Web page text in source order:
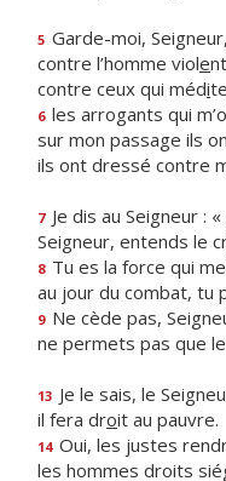
5 Garde-moi,
contre l’homme viole
contre ceux qui médi
6 les arrogants qui
sur mon passage ils
ils ont dressé contre
7 Je dis au Seigneur :
Seigneur, entends le
8 Tu es la force qui
au jour du combat, tu
9 Ne cède pas,
ne permets pas que
13 Je le sais, le
il fera droit au pauvre.
14 Oui, les justes
les hommes droits